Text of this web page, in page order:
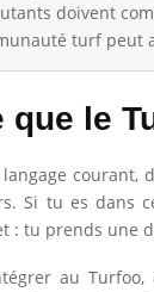
doivent
turf peut
que le
courant,
Si tu es dans
: tu prends une
au